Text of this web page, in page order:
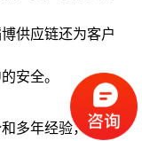
供应链还为客户
安全。
多年经验，能够